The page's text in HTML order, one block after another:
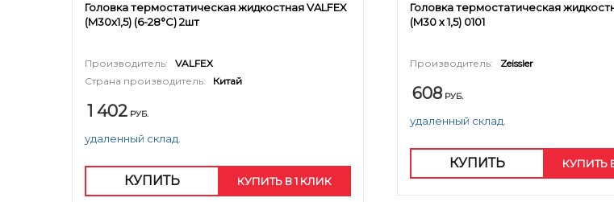
Головка термостатическая жидкостная VALFEX
(M30x1,5) (6-28°C) 2шт
Производитель:
VALFEX
Страна производитель:
Китай
1 402 РУБ.
удаленный склад.
КУПИТЬ КУПИТЬ В 1 КЛИК
Головка термостатическая
(M30 х 1,5) 0101
Производитель: Zeissler
608 РУБ.
удаленный склад.
КУПИТЬ КУПИТЬ